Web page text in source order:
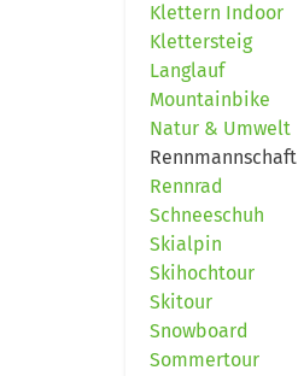
Klettern Indoor
Klettersteig
Langlauf
Mountainbike
Natur & Umwelt
Rennmannschaft
Rennrad
Schneeschuh
Skialpin
Skihochtour
Skitour
Snowboard
Sommertour